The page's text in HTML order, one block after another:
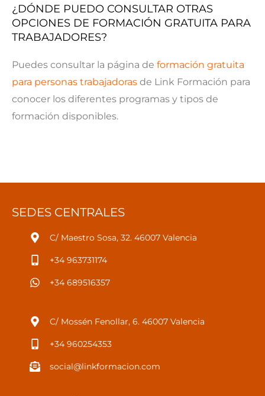
¿DÓNDE PUEDO CONSULTAR OTRAS
OPCIONES DE FORMACIÓN GRATUITA PARA
TRABAJADORES?
Puedes consultar la página de formación gratuita
para personas trabajadoras de Link Formación para
conocer los diferentes programas y tipos de
formación disponibles.
SEDES CENTRALES
C/ Maestro Sosa, 32. 46007 Valencia
+34 963731174
+34 689516357
C/ Mossén Fenollar, 6. 46007 Valencia
+34 960254353
social@linkformacion.com